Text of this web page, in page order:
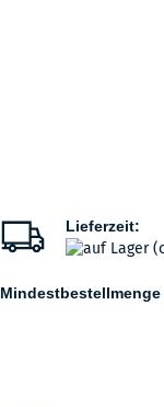
Lieferzeit:
Mindestbestellmenge